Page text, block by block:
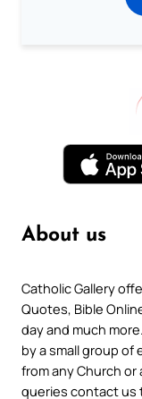
About us
Catholic Gallery
Quotes, Bible
day and much
by a small group
from any Church or
queries contact us